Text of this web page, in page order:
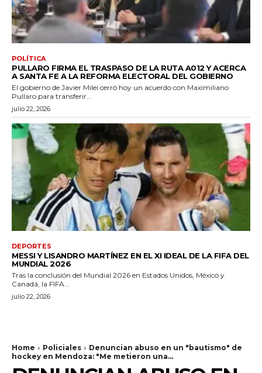
POLÍTICA
PULLARO FIRMA EL TRASPASO DE LA RUTA A012 Y ACERCA
A SANTA FE A LA REFORMA ELECTORAL DEL GOBIERNO
El gobierno de Javier Milei cerró hoy un acuerdo con Maximiliano
Pullaro para transferir...
julio 22, 2026
DEPORTES
MESSI Y LISANDRO MARTÍNEZ EN EL XI IDEAL DE LA FIFA DEL
MUNDIAL 2026
Tras la conclusión del Mundial 2026 en Estados Unidos, México y
Canadá, la FIFA...
julio 22, 2026